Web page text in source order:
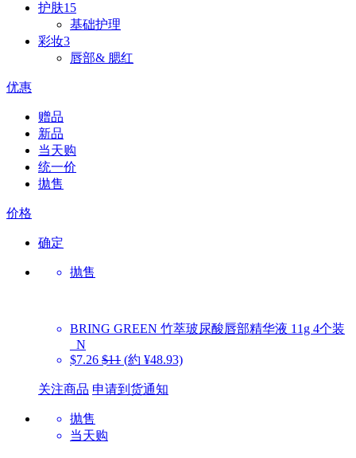
护肤15
基础护理
彩妆3
唇部& 腮红
优惠
赠品
新品
当天购
统一价
拋售
价格
确定
抛售
BRING GREEN 竹萃玻尿酸唇部精华液 11g 4个装
_N
$7.26 $11 (約 ¥48.93)
关注商品 申请到货通知
抛售
当天购